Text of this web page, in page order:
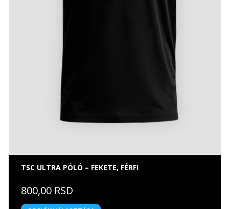
TSC ULTRA PÓLÓ – FEKETE, FÉRFI
800,00 RSD